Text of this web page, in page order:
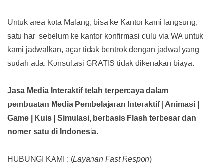
Untuk area kota Malang, bisa ke Kantor kami langsung,
satu hari sebelum ke kantor konfirmasi dulu via WA untuk
kami jadwalkan, agar tidak bentrok dengan jadwal yang
sudah ada. Konsultasi GRATIS tidak dikenakan biaya.
Jasa Media Interaktif telah terpercaya dalam
pembuatan Media Pembelajaran Interaktif| Animasi |
Game | Kuis | Simulasi, berbasis Flash terbesar dan
nomer satu di Indonesia.
HUBUNGI KAMI : (Layanan Fast Respon)